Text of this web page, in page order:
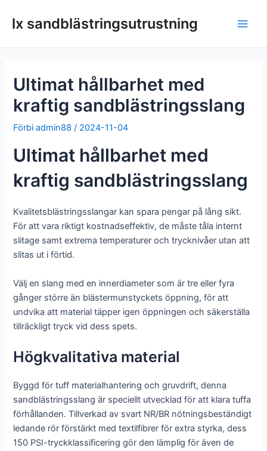
lx sandblästringsutrustning
Ultimat hållbarhet med
kraftig sandblästringsslang
Förbiadmin88/ 2024-11-04
Ultimat hållbarhet med
kraftig sandblästringsslang
Kvalitetsblästringsslangar kan spara pengar på lång sikt.
För att vara riktigt kostnadseffektiv, de måste tåla internt
slitage samt extrema temperaturer och trycknivåer utan att
slitas ut i förtid.
Välj en slang med en innerdiameter som är tre eller fyra
gånger större än blästermunstyckets öppning, för att
undvika att material täpper igen öppningen och säkerställa
tillräckligt tryck vid dess spets.
Högkvalitativa material
Byggd för tuff materialhantering och gruvdrift, denna
sandblästringsslang är speciellt utvecklad för att klara tuffa
förhållanden. Tillverkad av svart NR/BR nötningsbeständigt
ledande rör förstärkt med textilfibrer för extra styrka, dess
150 PSI-tryckklassificering gör den lämplig för även de